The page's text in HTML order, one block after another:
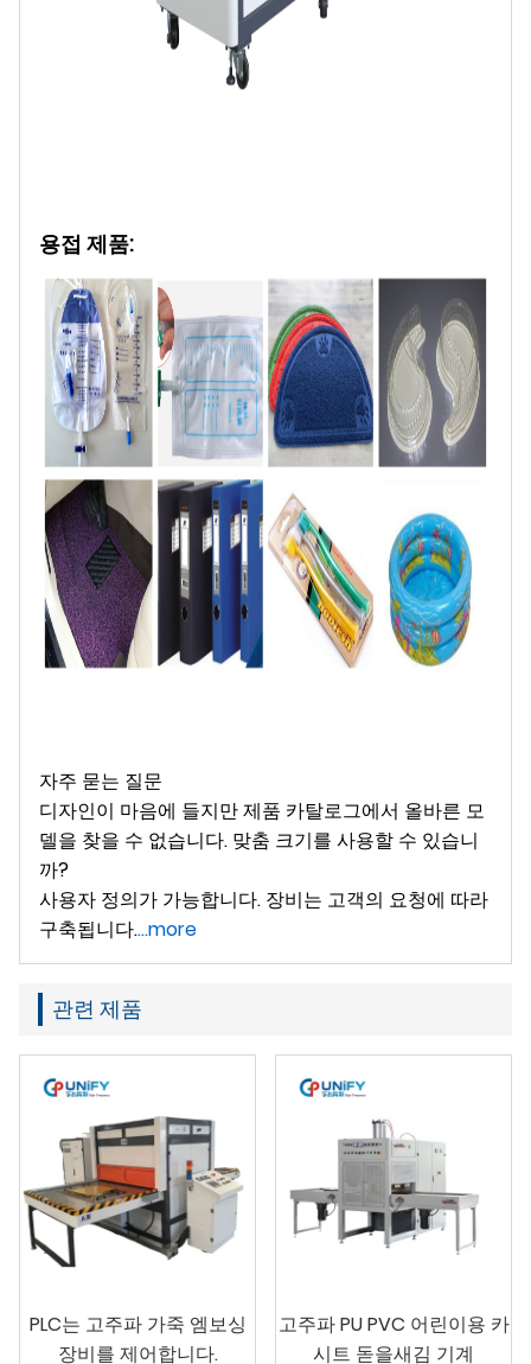
용접 제품:
자주 묻는 질문
디자인이 마음에 들지만 제품 카탈로그에서 올바른 모
델을 찾을 수 없습니다. 맞춤 크기를 사용할 수 있습니
까?
사용자 정의가 가능합니다. 장비는 고객의 요청에 따라
구축됩니다....more
관련 제품
PLC는 고주파 가죽 엠보싱
장비를 제어합니다.
고주파 PU PVC 어린이용 카
시트 돋을새김 기계